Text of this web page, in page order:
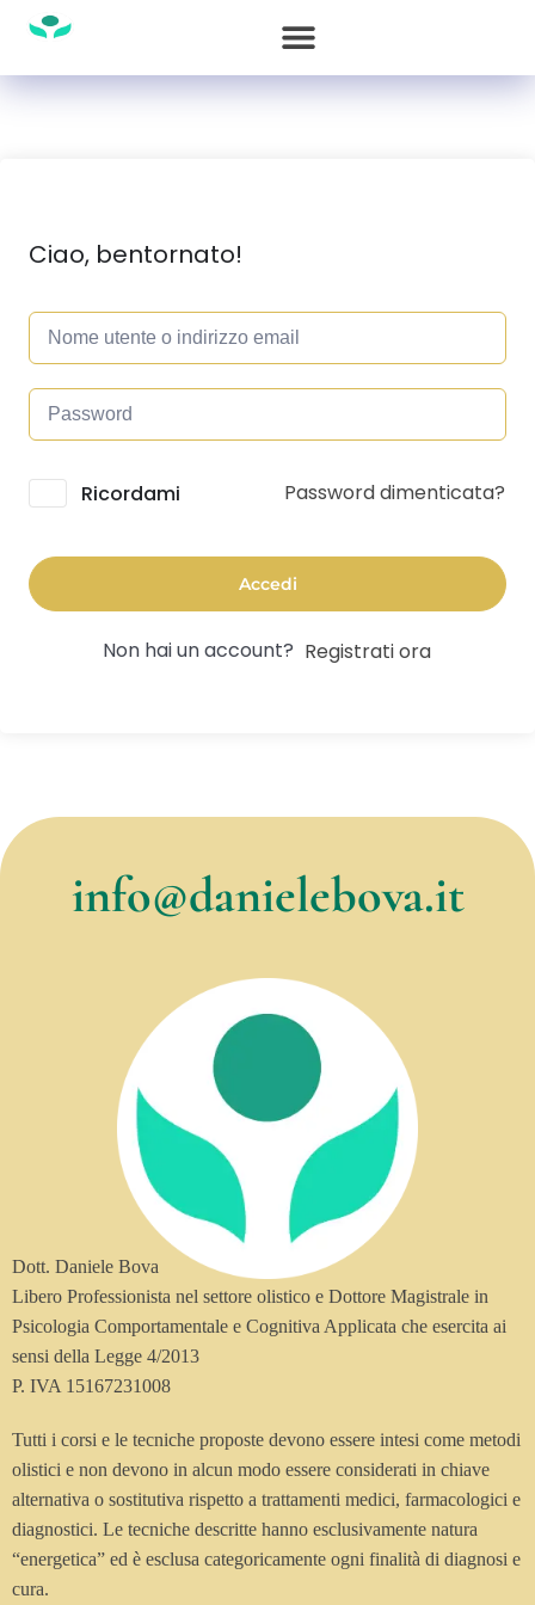
Ciao, bentornato!
Alternative:
Ricordami Password dimenticata?
Accedi
Non hai un account? Registrati ora
info@danielebova.it
Dott. Daniele Bova
Libero Professionista nel settore olistico e Dottore Magistrale in
Psicologia Comportamentale e Cognitiva Applicata che esercita ai
sensi della Legge 4/2013
P. IVA 15167231008
Tutti i corsi e le tecniche proposte devono essere intesi come metodi
olistici e non devono in alcun modo essere considerati in chiave
alternativa o sostitutiva rispetto a trattamenti medici, farmacologici e
diagnostici. Le tecniche descritte hanno esclusivamente natura
“energetica” ed è esclusa categoricamente ogni finalità di diagnosi e
cura.